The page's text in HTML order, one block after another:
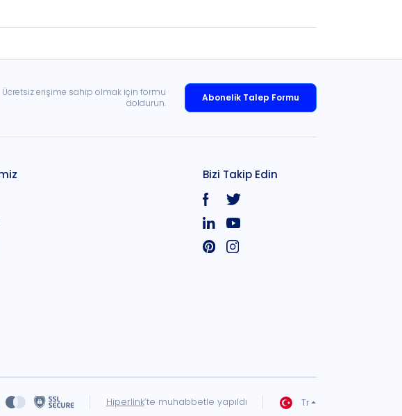
Ücretsiz erişime sahip olmak için formu
doldurun.
Abonelik Talep Formu
Bizi Takip Edin
Hiperlink’te muhabbetle yapıldı Tr